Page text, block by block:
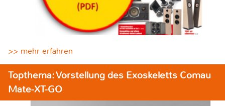
>> mehr erfahren
Topthema: Vorstellung des Exoskeletts Comau
Mate-XT-GO